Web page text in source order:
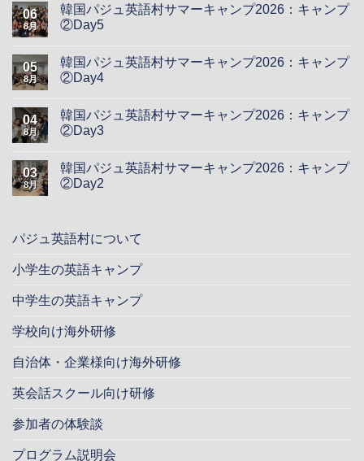
06
8月
韓国パジュ英語村サマーキャンプ2026：キャンプ
②Day5
05
8月
韓国パジュ英語村サマーキャンプ2026：キャンプ
②Day4
04
8月
韓国パジュ英語村サマーキャンプ2026：キャンプ
②Day3
03
8月
韓国パジュ英語村サマーキャンプ2026：キャンプ
②Day2
パジュ英語村について
小学生の英語キャンプ
中学生の英語キャンプ
学校向け海外研修
自治体・企業様向け海外研修
英会話スクール向け研修
参加者の体験談
プログラム説明会